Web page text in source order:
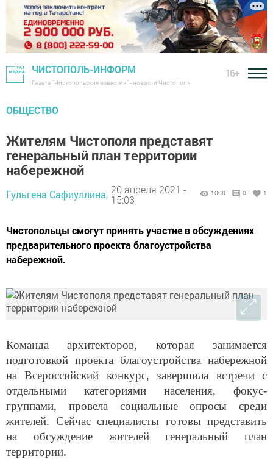
ЧИСТОПОЛЬ-ИНФОРМ
Газета "Чистопольские известия" - новости Чистополя
16+
ОБЩЕСТВО
Жителям Чистополя представят
генеральный план территории
набережной
Гульгена Сафиуллина, 20 апреля 2021 -
15:03
1008 0 1
Чистопольцы смогут принять участие в обсуждениях
предварительного проекта благоустройства
набережной.
Команда архитекторов, которая занимается
подготовкой проекта благоустройства набережной
на Всероссийский конкурс, завершила встречи с
отдельными категориями населения, фокус-
группами, провела социальные опросы среди
жителей. Сейчас специалисты готовы представить
на обсуждение жителей генеральный план
территории.